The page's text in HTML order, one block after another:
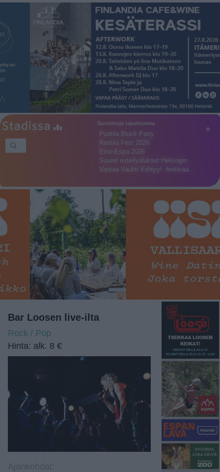
+
Suosittuja tapahtumia
Puotila Block Party
Rastila Fest 2026
Etno-Espa 2026
Suuret risteilyalukset Helsingin…
Vantaa Vauhti Kiihtyy! -festivaa…
Bar Loosen live-ilta
Rock / Pop
Hinta: alk. 8 €